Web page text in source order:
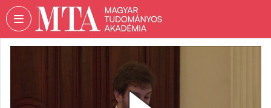
Skip header Skip menu Skip content
ACADEMY